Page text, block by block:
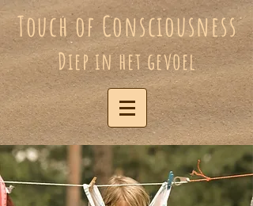
Touch of Consciousness
Diep in het gevoel